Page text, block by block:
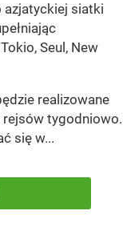
azjatyckiej siatki
Seul, New
realizowane
rejsów tygodniowo.
się w...